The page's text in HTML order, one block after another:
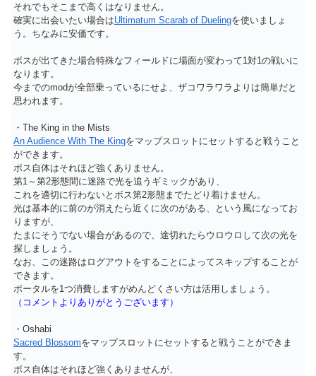
それでもそこまで高くはなりません。
確実に出会いたい場合はUltimatum Scarab of Duelingを使いましょ
う。ちなみに安価です。
ボスが出てきた場合特殊なフィールドに場面が変わって1対1の戦いに
なります。
今までのmodが全部乗っているにせよ、ザコワラワラよりは簡単だと
思われます。
・The King in the Mists
An Audience With The Kingをマップスロットにセットすると戦うこと
ができます。
ボス自体はそれほど強くありません。
第1～第2形態間に迷路で光を追うギミックがあり、
これを適切に行わないとボス第2形態までたどり着けません。
光は基本的に前のが消えたら近くに次のがある、という風になってお
りますが、
たまにそうでない場合があるので、途切れたらウロウロして次の光を
探しましょう。
なお、この迷路はログアウトをすることによってスキップすることが
できます。
ポータルを1つ消費しますがめんどくさい方は活用しましょう。
（コメントよりありがとうございます）
・Oshabi
Sacred Blossomをマップスロットにセットすると戦うことができま
す。
ボス自体はそれほど強くありませんが、